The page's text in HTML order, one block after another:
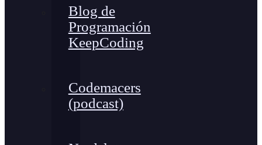
Blog de
Programación
KeepCoding
Codemacers
(podcast)